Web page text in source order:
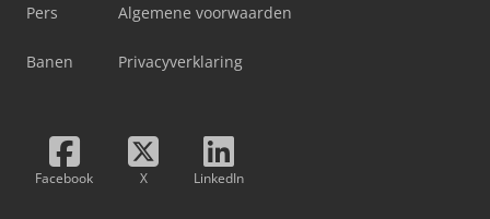
Pers
Banen
Algemene voorwaarden
Privacyverklaring
Facebook X LinkedIn